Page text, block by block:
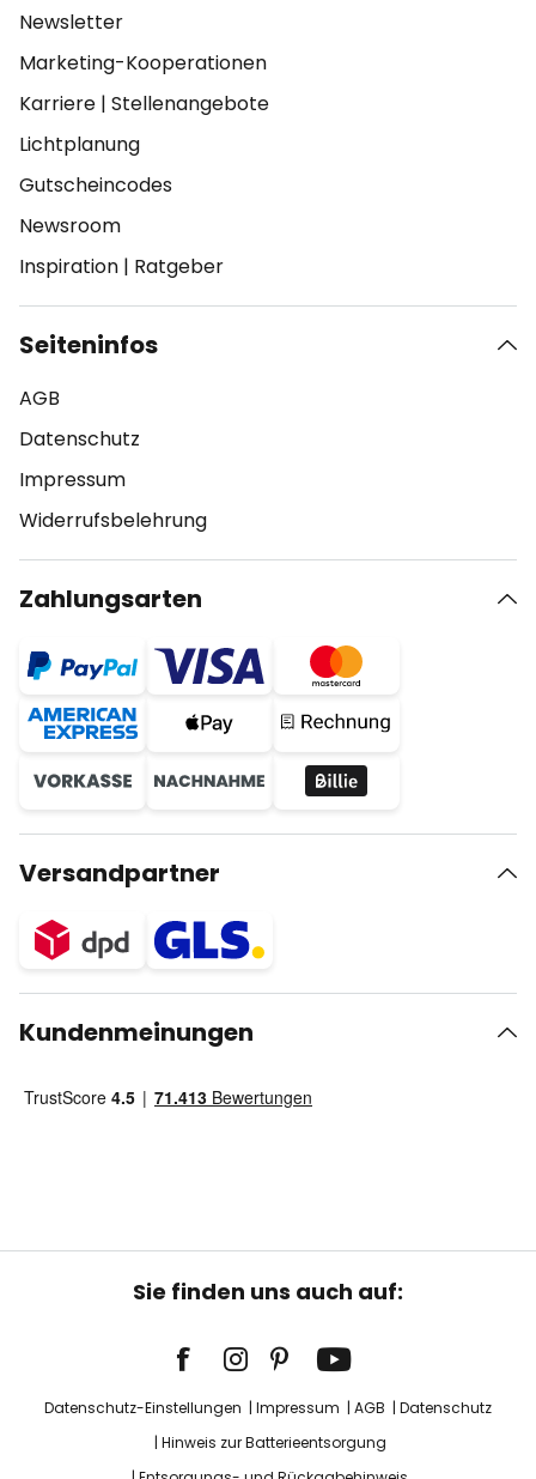
Newsletter
Marketing-Kooperationen
Karriere | Stellenangebote
Lichtplanung
Gutscheincodes
Newsroom
Inspiration | Ratgeber
Seiteninfos
AGB
Datenschutz
Impressum
Widerrufsbelehrung
Zahlungsarten
Versandpartner
Kundenmeinungen
Sie finden uns auch auf:
Datenschutz-Einstellungen Impressum AGB
Datenschutz
Hinweis zur Batterieentsorgung